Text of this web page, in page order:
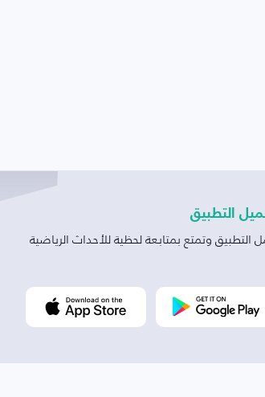
التطبيق
التطبيق وتمتع بمتابعة لحظية للأحداث الرياضية